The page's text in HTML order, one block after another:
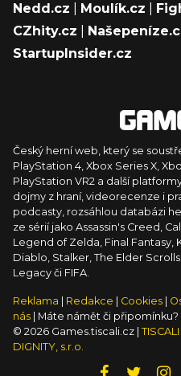
Nedd.cz
Moulík.cz
CZhity.cz
StartupInsider.cz
Český herní web, který se
PlayStation 4, Xbox Series X,
PlayStation VR2 a další
dojmy z hraní, videorecenze i
podcasty, rozsáhlou databázi
ze sérií jako Assassin's Creed,
Legend of Zelda, Final
Diablo, Stalker, The Elder
Legacy či FIFA.
Reklama Redakce Cookies
nás
| Máte námět či připomínku?
© 2026 Games.tiscali.cz |
DIGNITY, s.r.o.